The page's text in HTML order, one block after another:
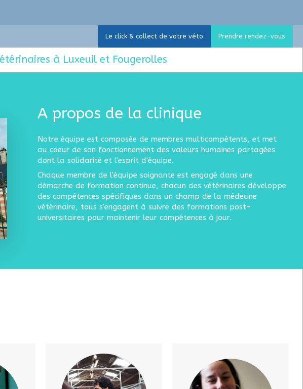
Prendre rendez-vous
Le click & collect de votre véto
à Luxeuil et Fougerolles
A propos de la clinique
Notre équipe est composée de membres multicompétents, et met
au coeur de son fonctionnement des valeurs humaines partagées
dont la solidarité et l'esprit d'équipe.
Chaque membre de l'équipe soignante est engagé dans une
démarche de formation continue, chacun des vétérinaires développe
des compétences spécifiques dans un champ de la médecine
vétérinaire, tous s'engagent à suivre des formations post-
universitaires pour maintenir leur compétences à jour.